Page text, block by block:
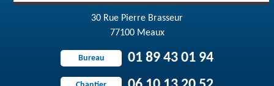
30 Rue Pierre Brasseur
77100 Meaux
Bureau 01 89 43 01 94